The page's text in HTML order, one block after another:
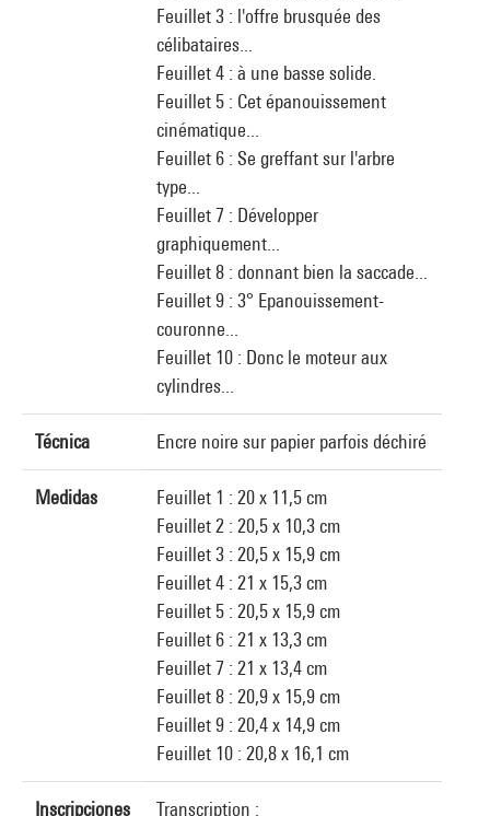
Feuillet 3 : l'offre brusquée des
célibataires...
Feuillet 4 : à une basse solide.
Feuillet 5 : Cet épanouissement
cinématique...
Feuillet 6 : Se greffant sur l'arbre
type...
Feuillet 7 : Développer
graphiquement...
Feuillet 8 : donnant bien la saccade...
Feuillet 9 : 3° Epanouissement-
couronne...
Feuillet 10 : Donc le moteur aux
cylindres...
Técnica Encre noire sur papier parfois déchiré
Medidas
Feuillet 1 : 20 x 11,5 cm
Feuillet 2 : 20,5 x 10,3 cm
Feuillet 3 : 20,5 x 15,9 cm
Feuillet 4 : 21 x 15,3 cm
Feuillet 5 : 20,5 x 15,9 cm
Feuillet 6 : 21 x 13,3 cm
Feuillet 7 : 21 x 13,4 cm
Feuillet 8 : 20,9 x 15,9 cm
Feuillet 9 : 20,4 x 14,9 cm
Feuillet 10 : 20,8 x 16,1 cm
Inscripciones Transcription :